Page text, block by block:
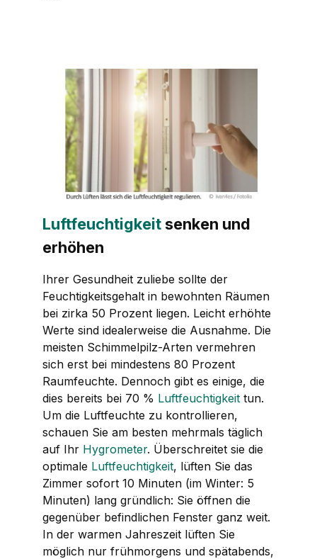
Luftfeuchtigkeitsenken und
erhöhen
Ihrer Gesundheit zuliebe sollte der
Feuchtigkeitsgehalt in bewohnten Räumen
bei zirka 50 Prozent liegen. Leicht erhöhte
Werte sind idealerweise die Ausnahme. Die
meisten Schimmelpilz-Arten vermehren
sich erst bei mindestens 80 Prozent
Raumfeuchte. Dennoch gibt es einige, die
dies bereits bei 70 % Luftfeuchtigkeit tun.
Um die Luftfeuchte zu kontrollieren,
schauen Sie am besten mehrmals täglich
auf Ihr Hygrometer. Überschreitet sie die
optimale Luftfeuchtigkeit, lüften Sie das
Zimmer sofort 10 Minuten (im Winter: 5
Minuten) lang gründlich: Sie öffnen die
gegenüber befindlichen Fenster ganz weit.
In der warmen Jahreszeit lüften Sie
möglich nur frühmorgens und spätabends,